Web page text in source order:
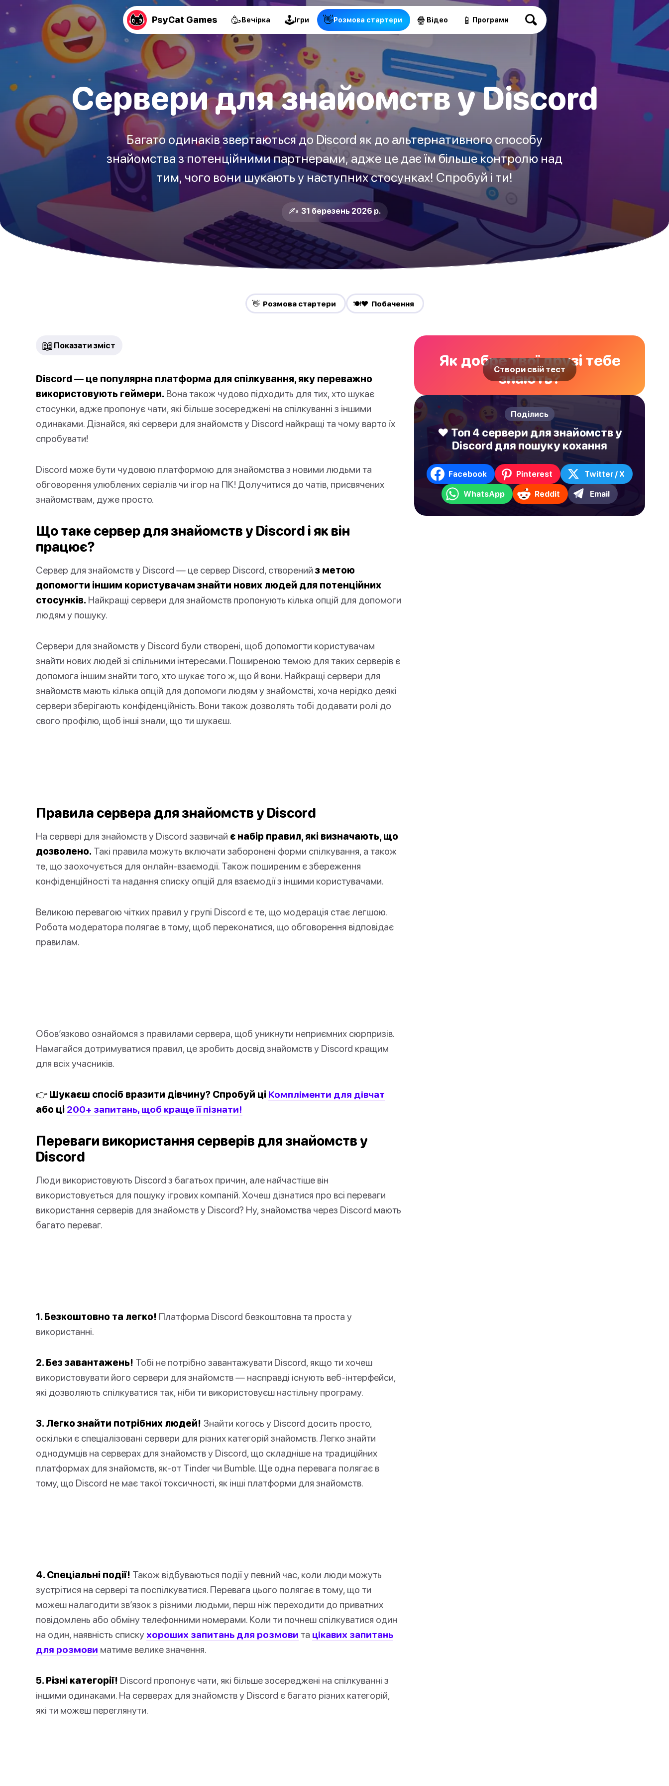
PsyCat Games 🥳Вечірка 🕹Ігри 👋Pозмова стартери 🍿 Відео 📱 Програми
Сервери для знайомств у Discord
Багато одинаків звертаються до Discord як до альтернативного способу
знайомства з потенційними партнерами, адже це дає їм більше контролю над
тим, чого вони шукають у наступних стосунках! Спробуй і ти!
✍️ 31 березень 2026 р.
👋 Pозмова стартери 🍽️❤️ Побачення
📖 Показати зміст
Discord — це популярна платформа для спілкування, яку переважно
використовують геймери. Вона також чудово підходить для тих, хто шукає
стосунки, адже пропонує чати, які більше зосереджені на спілкуванні з іншими
одинаками. Дізнайся, які сервери для знайомств у Discord найкращі та чому варто їх
спробувати!
Discord може бути чудовою платформою для знайомства з новими людьми та
обговорення улюблених серіалів чи ігор на ПК! Долучитися до чатів, присвячених
знайомствам, дуже просто.
Що таке сервер для знайомств у Discord і як він
працює?
Сервер для знайомств у Discord — це сервер Discord, створений з метою
допомогти іншим користувачам знайти нових людей для потенційних
стосунків. Найкращі сервери для знайомств пропонують кілька опцій для допомоги
людям у пошуку.
Сервери для знайомств у Discord були створені, щоб допомогти користувачам
знайти нових людей зі спільними інтересами. Поширеною темою для таких серверів є
допомога іншим знайти того, хто шукає того ж, що й вони. Найкращі сервери для
знайомств мають кілька опцій для допомоги людям у знайомстві, хоча нерідко деякі
сервери зберігають конфіденційність. Вони також дозволять тобі додавати ролі до
свого профілю, щоб інші знали, що ти шукаєш.
Правила сервера для знайомств у Discord
На сервері для знайомств у Discord зазвичай є набір правил, які визначають, що
дозволено. Такі правила можуть включати заборонені форми спілкування, а також
те, що заохочується для онлайн-взаємодії. Також поширеним є збереження
конфіденційності та надання списку опцій для взаємодії з іншими користувачами.
Великою перевагою чітких правил у групі Discord є те, що модерація стає легшою.
Робота модератора полягає в тому, щоб переконатися, що обговорення відповідає
правилам.
Обов’язково ознайомся з правилами сервера, щоб уникнути неприємних сюрпризів.
Намагайся дотримуватися правил, це зробить досвід знайомств у Discord кращим
для всіх учасників.
👉 Шукаєш спосіб вразити дівчину? Спробуй ці Компліменти для дівчат
або ці 200+ запитань, щоб краще її пізнати!
Переваги використання серверів для знайомств у
Discord
Люди використовують Discord з багатьох причин, але найчастіше він
використовується для пошуку ігрових компаній. Хочеш дізнатися про всі переваги
використання серверів для знайомств у Discord? Ну, знайомства через Discord мають
багато переваг.
1. Безкоштовно та легко! Платформа Discord безкоштовна та проста у
використанні.
2. Без завантажень! Тобі не потрібно завантажувати Discord, якщо ти хочеш
використовувати його сервери для знайомств — насправді існують веб-інтерфейси,
які дозволяють спілкуватися так, ніби ти використовуєш настільну програму.
3. Легко знайти потрібних людей! Знайти когось у Discord досить просто,
оскільки є спеціалізовані сервери для різних категорій знайомств. Легко знайти
однодумців на серверах для знайомств у Discord, що складніше на традиційних
платформах для знайомств, як-от Tinder чи Bumble. Ще одна перевага полягає в
тому, що Discord не має такої токсичності, як інші платформи для знайомств.
4. Спеціальні події! Також відбуваються події у певний час, коли люди можуть
зустрітися на сервері та поспілкуватися. Перевага цього полягає в тому, що ти
можеш налагодити зв’язок з різними людьми, перш ніж переходити до приватних
повідомлень або обміну телефонними номерами. Коли ти почнеш спілкуватися один
на один, наявність списку хороших запитань для розмови та цікавих запитань
для розмови матиме велике значення.
5. Різні категорії! Discord пропонує чати, які більше зосереджені на спілкуванні з
іншими одинаками. На серверах для знайомств у Discord є багато різних категорій,
які ти можеш переглянути.
Як добре твої друзі тебе
знають?
Створи свій тест
Поділись
❤️ Топ 4 сервери для знайомств у
Discord для пошуку кохання
Facebook Pinterest Twitter / X
WhatsApp Reddit Email